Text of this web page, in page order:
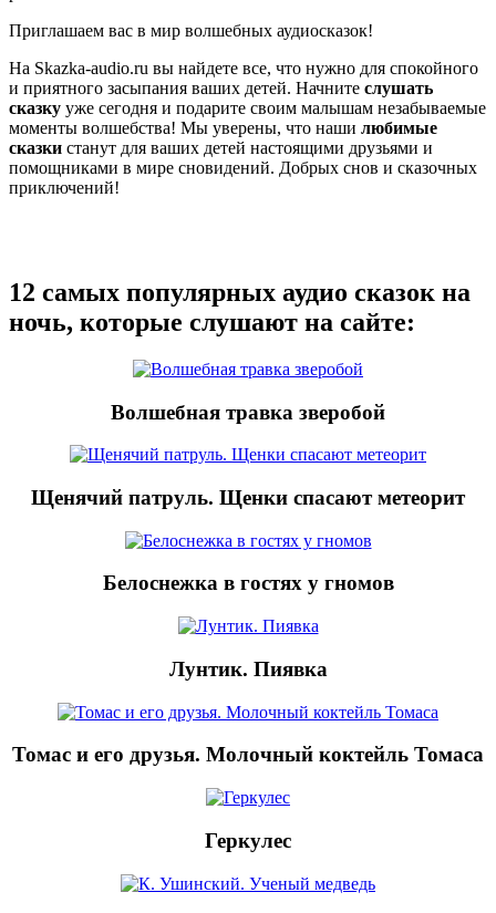
Приглашаем вас в мир волшебных аудиосказок!
На Skazka-audio.ru вы найдете все, что нужно для спокойного
и приятного засыпания ваших детей. Начните слушать
сказку уже сегодня и подарите своим малышам незабываемые
моменты волшебства! Мы уверены, что наши любимые
сказки станут для ваших детей настоящими друзьями и
помощниками в мире сновидений. Добрых снов и сказочных
приключений!
12 самых популярных аудио сказок на
ночь, которые слушают на сайте:
Волшебная травка зверобой
Щенячий патруль. Щенки спасают метеорит
Белоснежка в гостях у гномов
Лунтик. Пиявка
Томас и его друзья. Молочный коктейль Томаса
Геркулес